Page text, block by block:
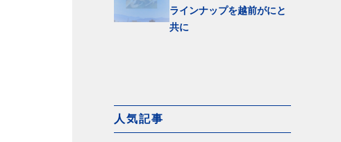
ラインナップを越前がにと
共に
人気記事